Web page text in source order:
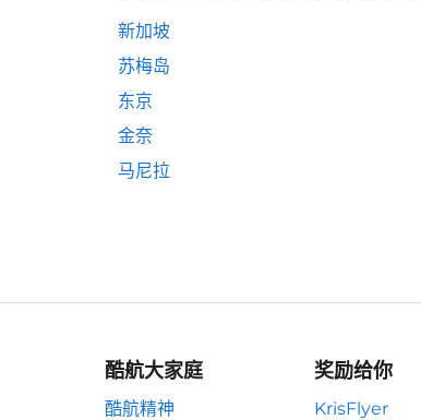
新加坡
苏梅岛
东京
金奈
马尼拉
酷航大家庭
酷航精神
奖励给你
KrisFlyer